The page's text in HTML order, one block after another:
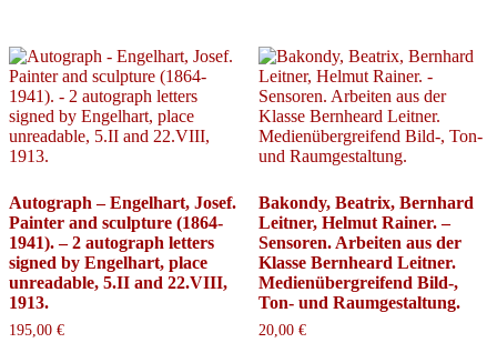
Autograph – Engelhart, Josef.
Painter and sculpture (1864-
1941). – 2 autograph letters
signed by Engelhart, place
unreadable, 5.II and 22.VIII,
1913.
195,00 €
Bakondy, Beatrix, Bernhard
Leitner, Helmut Rainer. –
Sensoren. Arbeiten aus der
Klasse Bernheard Leitner.
Medienübergreifend Bild-,
Ton- und Raumgestaltung.
20,00 €